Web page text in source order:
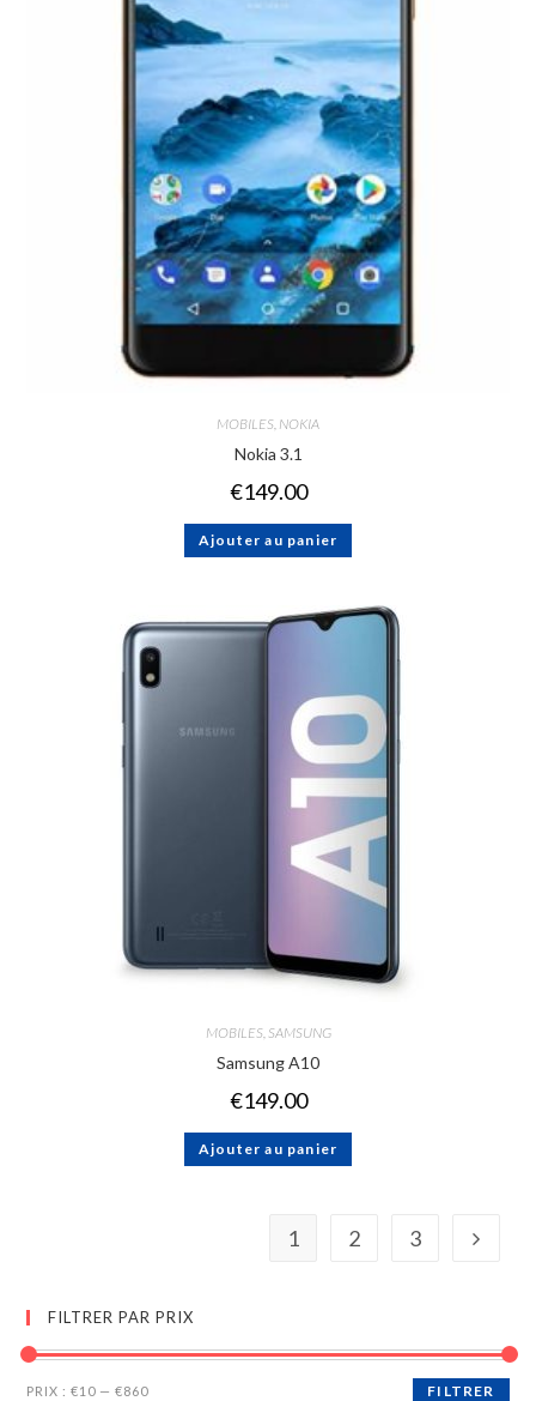
MOBILES NOKIA
Nokia 3.1
€149.00
Ajouter au panier
MOBILES, SAMSUNG
Samsung A10
€149.00
Ajouter au panier
1 2 3
FILTRER PAR PRIX
FILTRER
PRIX :€10 —€860